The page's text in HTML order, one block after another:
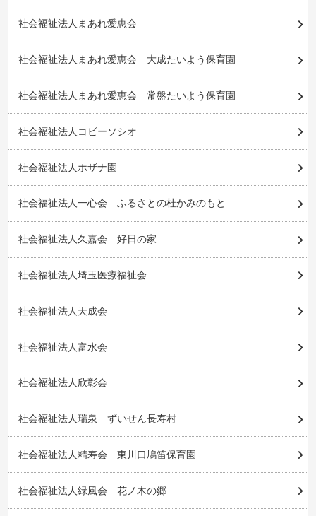
社会福祉法人まあれ愛恵会
社会福祉法人まあれ愛恵会 大成たいよう保育園
社会福祉法人まあれ愛恵会 常盤たいよう保育園
社会福祉法人コビーソシオ
社会福祉法人ホザナ園
社会福祉法人一心会 ふるさとの杜かみのもと
社会福祉法人久嘉会 好日の家
社会福祉法人埼玉医療福祉会
社会福祉法人天成会
社会福祉法人富水会
社会福祉法人欣彰会
社会福祉法人瑞泉 ずいせん長寿村
社会福祉法人精寿会 東川口鳩笛保育園
社会福祉法人緑風会 花ノ木の郷